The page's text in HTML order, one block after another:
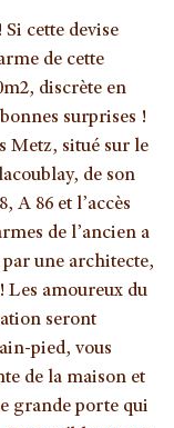
cette devise
de cette
discrète en
surprises !
Metz, situé sur le
de son
A 86 et l’accès
de l’ancien a
une architecte,
amoureux du
seront
pied, vous
de la maison et
grande porte qui